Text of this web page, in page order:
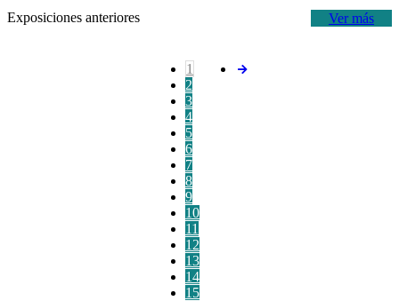
Ver más
Exposiciones anteriores
1
2
3
4
5
6
7
8
9
10
11
12
13
14
15